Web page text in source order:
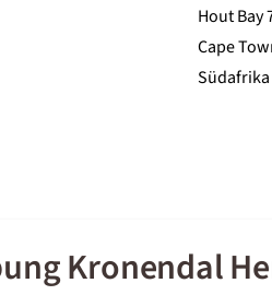
Hout Bay
Cape
Südafrika
Kronendal